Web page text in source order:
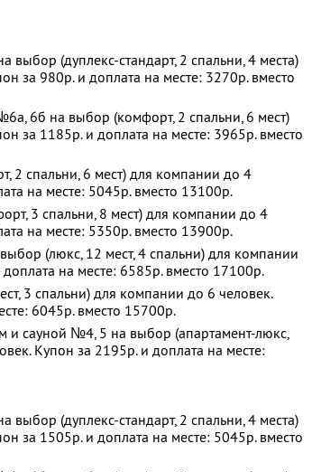
(дуплекс-стандарт, 2 спальни, 4 места)
за 980р. и доплата на месте: 3270р. вместо
6б на выбор (комфорт, 2 спальни, 6 мест)
за 1185р. и доплата на месте: 3965р. вместо
2 спальни, 6 мест) для компании до 4
на месте: 5045р. вместо 13100р.
3 спальни, 8 мест) для компании до 4
на месте: 5350р. вместо 13900р.
(люкс, 12 мест, 4 спальни) для компании
на месте: 6585р. вместо 17100р.
3 спальни) для компании до 6 человек.
6045р. вместо 15700р.
и сауной №4, 5 на выбор (апартамент-люкс,
Купон за 2195р. и доплата на месте:
(дуплекс-стандарт, 2 спальни, 4 места)
за 1505р. и доплата на месте: 5045р. вместо